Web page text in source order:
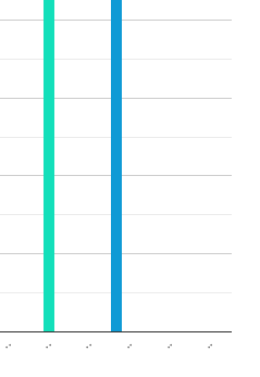
.. .. .. .. .. ..